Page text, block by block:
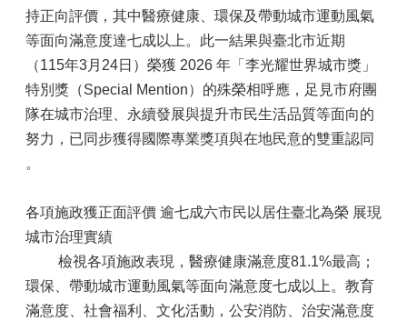
持正向評價，其中醫療健康、環保及帶動城市運動風氣
等面向滿意度達七成以上。此一結果與臺北市近期
（115年3月24日）榮獲 2026 年「李光耀世界城市獎」
特別獎（Special Mention）的殊榮相呼應，足見市府團
隊在城市治理、永續發展與提升市民生活品質等面向的
努力，已同步獲得國際專業獎項與在地民意的雙重認同
。
各項施政獲正面評價 逾七成六市民以居住臺北為榮 展現
城市治理實績
檢視各項施政表現，醫療健康滿意度81.1%最高；
環保、帶動城市運動風氣等面向滿意度七成以上。教育
滿意度、社會福利、文化活動，公安消防、治安滿意度